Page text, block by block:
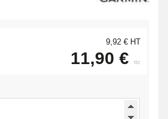
9,92 € HT
11,90 € ttc